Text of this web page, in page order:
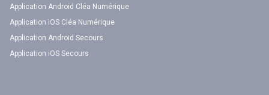
Application Android Cléa Numérique
Application iOS Cléa Numérique
Application Android Secours
Application iOS Secours